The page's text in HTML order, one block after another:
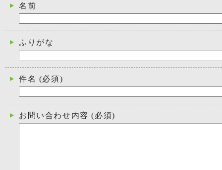
名前
ふりがな
件名 (必須)
お問い合わせ内容 (必須)